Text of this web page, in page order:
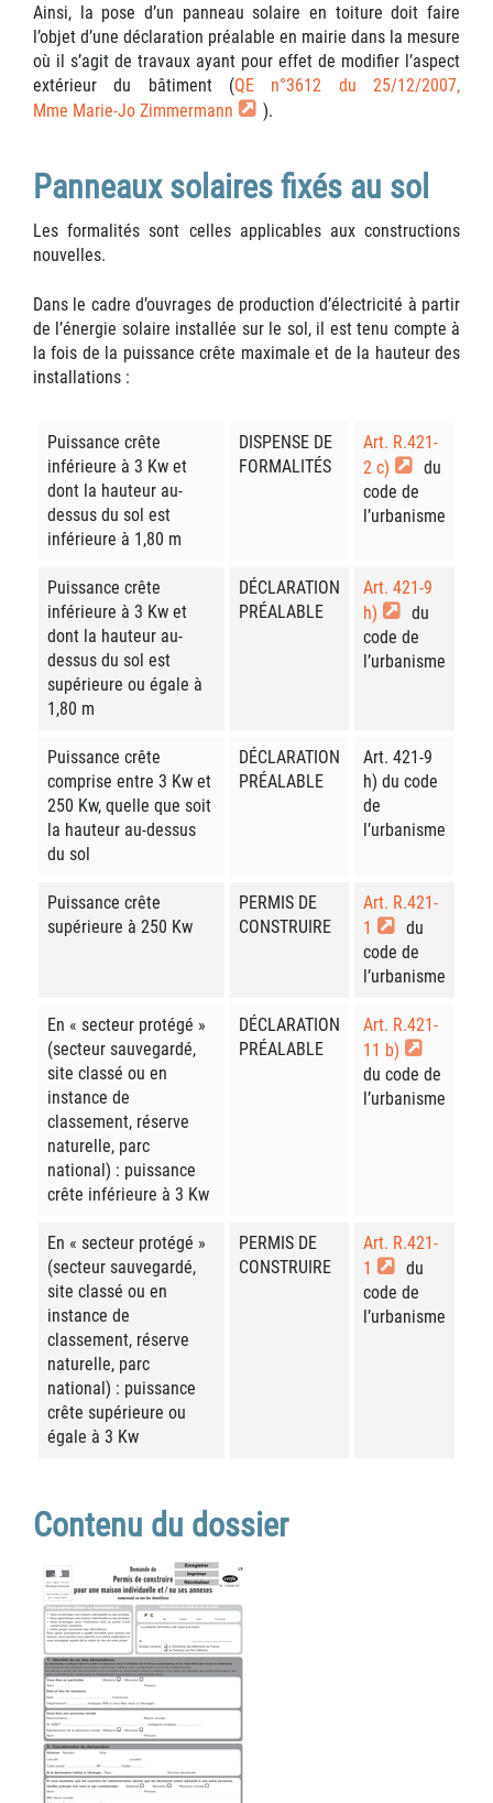
Ainsi, la pose d’un panneau solaire en toiture doit faire
l’objet d’une déclaration préalable en mairie dans la mesure
où il s’agit de travaux ayant pour effet de modifier l’aspect
extérieur du bâtiment (QE n°3612 du 25/12/2007,
Mme Marie-Jo Zimmermann
).
Panneaux solaires fixés au sol
Les formalités sont celles applicables aux constructions
nouvelles.
Dans le cadre d’ouvrages de production d’électricité à partir
de l’énergie solaire installée sur le sol, il est tenu compte à
la fois de la puissance crête maximale et de la hauteur des
installations :
Puissance crête
inférieure à 3 Kw et
dont la hauteur au-
dessus du sol est
inférieure à 1,80 m
DISPENSE DE
FORMALITÉS
Art. R.421-
2 c)
du
code de
l’urbanisme
Puissance crête
inférieure à 3 Kw et
dont la hauteur au-
dessus du sol est
supérieure ou égale à
1,80 m
DÉCLARATION
PRÉALABLE
Art. 421-9
h)
du
code de
l’urbanisme
Puissance crête
comprise entre 3 Kw et
250 Kw, quelle que soit
la hauteur au-dessus
du sol
DÉCLARATION
PRÉALABLE
Art. 421-9
h) du code
de
l’urbanisme
Puissance crête
supérieure à 250 Kw
PERMIS DE
CONSTRUIRE
Art. R.421-
1
du
code de
l’urbanisme
En « secteur protégé »
(secteur sauvegardé,
site classé ou en
instance de
classement, réserve
naturelle, parc
national) : puissance
crête inférieure à 3 Kw
DÉCLARATION
PRÉALABLE
Art. R.421-
11 b)
du code de
l’urbanisme
En « secteur protégé »
(secteur sauvegardé,
site classé ou en
instance de
classement, réserve
naturelle, parc
national) : puissance
crête supérieure ou
égale à 3 Kw
PERMIS DE
CONSTRUIRE
Art. R.421-
1
du
code de
l’urbanisme
Contenu du dossier